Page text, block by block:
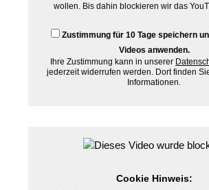
wollen. Bis dahin blockieren wir das
Zustimmung für 10 Tage speichern
Videos anwenden.
Ihre Zustimmung kann in unserer
jederzeit widerrufen werden. Dort finden
Informationen.
Cookie Hinweis: